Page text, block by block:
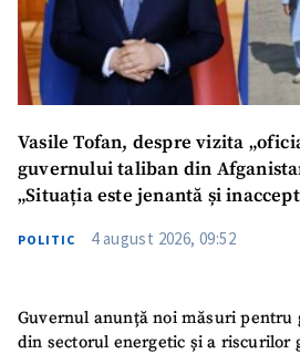
Vasile Tofan, despre vizita
guvernului taliban din
„Situația este jenantă și
POLITIC 4 august 2026, 09:52
Guvernul anunță noi măsuri pentru
din sectorul energetic și a riscurilor